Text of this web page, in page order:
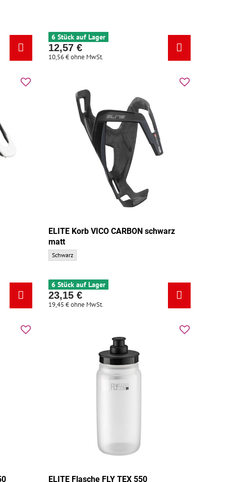
Grundfarbe:
Zusatzfarbe:
6 Stück auf Lager
12,57 €
10,56 €ohne MwSt.
ELITE Korb VICO CARBON schwarz
matt
ELITE Korb VICO CARBON schwarz matt - Grundfarbe:
Schwarz
6 Stück auf Lager
23,15 €
19,45 €ohne MwSt.
ELITE Flasche FLY TEX 550